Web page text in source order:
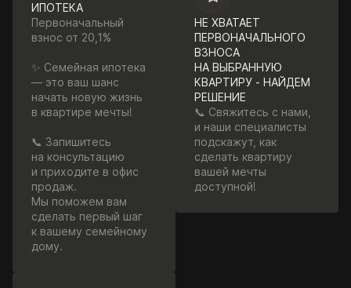
ИПОТЕКА
Первоначальный
взнос от 20,1%
✨ Семейная ипотека
— это ваш шанс
начать новую жизнь
в квартире мечты!
📞 Запишитесь
на консультацию
и приходите в офис
продаж.
Мы поможем вам
сделать первый шаг
к вашему семейному
дому.
НЕ ХВАТАЕТ
ПЕРВОНАЧАЛЬНОГО
ВЗНОСА
НА ВЫБРАННУЮ
КВАРТИРУ - НАЙДЕМ
РЕШЕНИЕ
📞 Свяжитесь с нами,
и наши специалисты
подскажут, как
сделать квартиру
вашей мечты
доступной!